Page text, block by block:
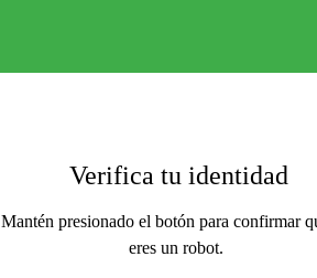
Verifica tu identidad
Mantén presionado el botón para confirmar
eres un robot.